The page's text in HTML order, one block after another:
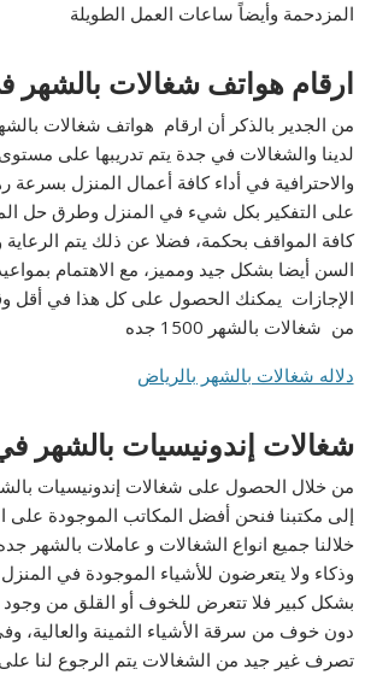
المزدحمة وأيضاً ساعات العمل الطويلة
ارقام هواتف شغالات بالشهر
من الجدير بالذكر أن ارقام هواتف شغالات
لدينا والشغالات في جدة يتم تدريبها على
والاحترافية في أداء كافة أعمال المنزل بسرعة
على التفكير بكل شيء في المنزل وطرق حل
كافة المواقف بحكمة، فضلا عن ذلك يتم الرعاية
السن أيضا بشكل جيد ومميز، مع الاهتمام بمواعيد
الإجازات يمكنك الحصول على كل هذا في أقل
من شغالات بالشهر 1500 جده
دلاله شغالات بالشهر بالرياض
شغالات إندونيسيات بالشهر
من خلال الحصول على شغالات إندونيسيات
إلى مكتبنا فنحن أفضل المكاتب الموجودة على
خلالنا جميع انواع الشغالات و عاملات بالشهر
وذكاء ولا يتعرضون للأشياء الموجودة في
بشكل كبير فلا تتعرض للخوف أو القلق من وجود
دون خوف من سرقة الأشياء الثمينة والعالية،
تصرف غير جيد من الشغالات يتم الرجوع لنا